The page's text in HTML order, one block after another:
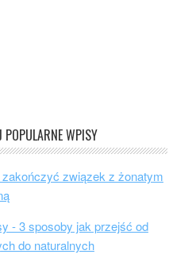
POPULARNE WPISY
zakończyć związek z żonatym
- 3 sposoby jak przejść od
do naturalnych